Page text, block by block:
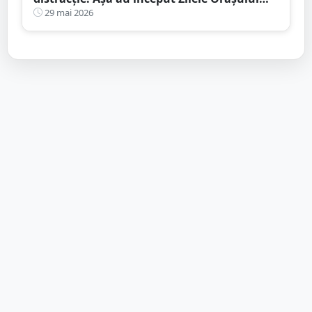
Satu Mare 2026
29 mai 2026